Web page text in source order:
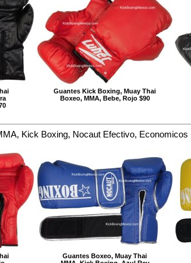
Guantes Kick Boxing, Muay Thai
Boxeo, MMA, Bebe, Rojo $90
Kick Boxing, Nocaut Efectivo, Economicos
Guantes Boxeo, Muay Thai